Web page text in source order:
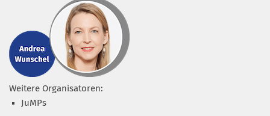
Weitere Organisatoren:
JuMPs